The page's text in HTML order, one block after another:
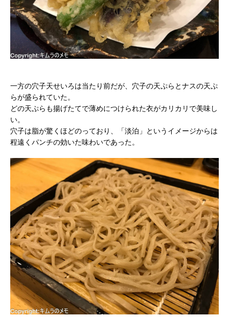
一方の穴子天せいろは当たり前だが、穴子の天ぷらとナスの天ぷ
らが盛られていた。
どの天ぷらも揚げたてで薄めにつけられた衣がカリカリで美味し
い。
穴子は脂が驚くほどのっており、「淡泊」というイメージからは
程遠くパンチの効いた味わいであった。